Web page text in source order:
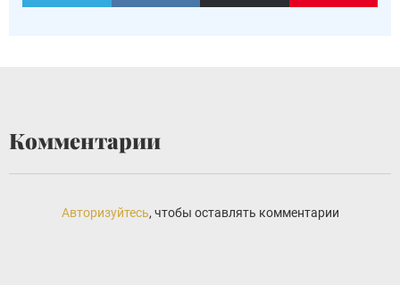
Комментарии
Авторизуйтесь, чтобы оставлять комментарии